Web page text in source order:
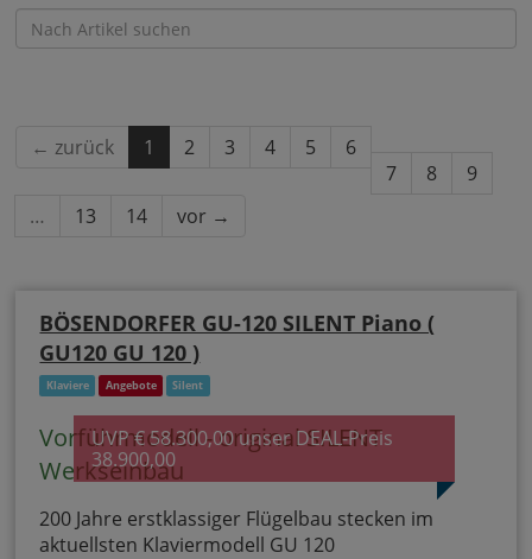
← zurück 1 2 3 4 5
6
7
8
9
…
13 14 vor →
BÖSENDORFER GU-120 SILENT Piano (
GU120 GU 120 )
Klaviere Angebote Silent
UVP € 58.300,00 unser DEAL-Preis
38.900,00
Vorführmodell - original SILENT
Werkseinbau
200 Jahre erstklassiger Flügelbau stecken im
aktuellsten Klaviermodell GU 120